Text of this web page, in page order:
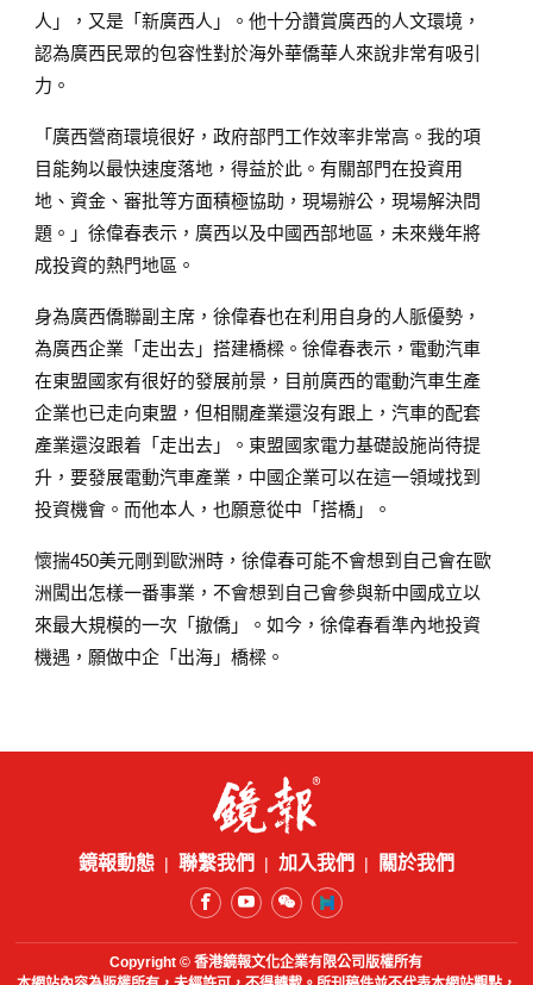
人」，又是「新廣西人」。他十分讚賞廣西的人文環境，
認為廣西民眾的包容性對於海外華僑華人來說非常有吸引
力。
「廣西營商環境很好，政府部門工作效率非常高。我的項
目能夠以最快速度落地，得益於此。有關部門在投資用
地、資金、審批等方面積極協助，現場辦公，現場解決問
題。」徐偉春表示，廣西以及中國西部地區，未來幾年將
成投資的熱門地區。
身為廣西僑聯副主席，徐偉春也在利用自身的人脈優勢，
為廣西企業「走出去」搭建橋樑。徐偉春表示，電動汽車
在東盟國家有很好的發展前景，目前廣西的電動汽車生產
企業也已走向東盟，但相關產業還沒有跟上，汽車的配套
產業還沒跟着「走出去」。東盟國家電力基礎設施尚待提
升，要發展電動汽車產業，中國企業可以在這一領域找到
投資機會。而他本人，也願意從中「搭橋」。
懷揣450美元剛到歐洲時，徐偉春可能不會想到自己會在歐
洲闖出怎樣一番事業，不會想到自己會參與新中國成立以
來最大規模的一次「撤僑」。如今，徐偉春看準內地投資
機遇，願做中企「出海」橋樑。
鏡報動態 聯繫我們 加入我們 關於我們
Copyright © 香港鏡報文化企業有限公司版權所有